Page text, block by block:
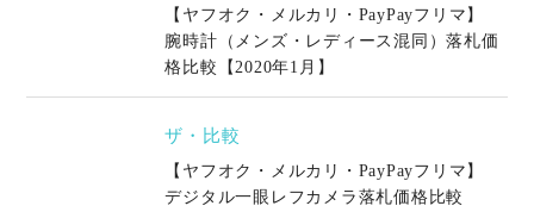
【ヤフオク・メルカリ・PayPayフリマ】
腕時計（メンズ・レディース混同）落札価
格比較【2020年1月】
ザ・比較
【ヤフオク・メルカリ・PayPayフリマ】
デジタル一眼レフカメラ落札価格比較